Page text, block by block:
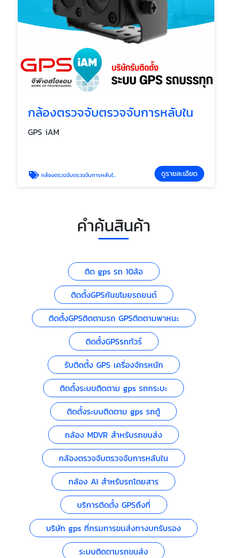
กล้องตรวจจับตรวจจับการหลับใน
GPS iAM
กล้องตรวจจับตรวจจับการหลับใน ดูรายละเอียด
คำค้นสินค้า
ติด gps รถ 10ล้อ
ติดตั้งGPSกันขโมยรถยนต์
ติดตั้งGPSติดตามรถ GPSติดตามพาหนะ
ติดตั้งGPSรถทัวร์
รับติดตั้ง GPS เครื่องจักรหนัก
ติดตั้งระบบติดตาม gps รถกระบะ
ติดตั้งระบบติดตาม gps รถตู้
กล้อง MDVR สำหรับรถขนส่ง
กล้องตรวจจับตรวจจับการหลับใน
กล้อง AI สำหรับรถโดยสาร
บริการติดตั้ง GPSถึงที่
บริษัท gps ที่กรมการขนส่งทางบกรับรอง
ระบบติดตามรถขนส่ง